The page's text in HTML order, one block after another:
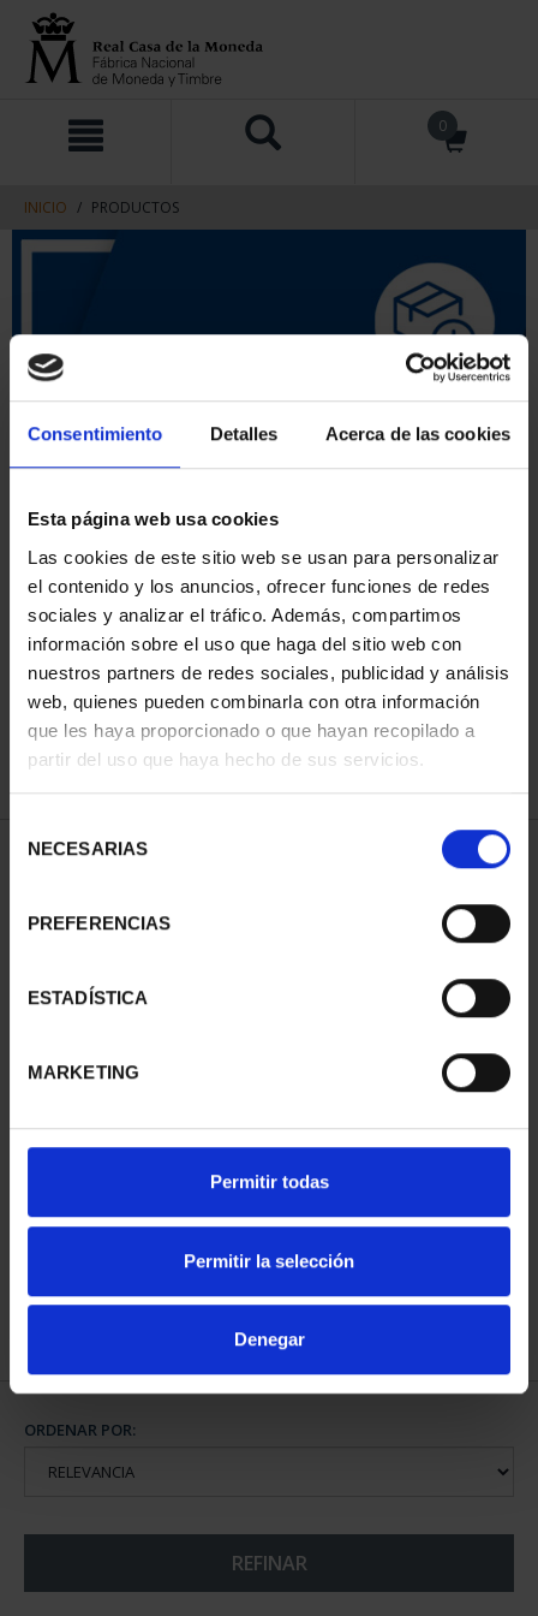
Consentimiento Detalles Acerca de las cookies
Esta página web usa cookies
Las cookies de este sitio web se usan para personalizar
el contenido y los anuncios, ofrecer funciones de redes
sociales y analizar el tráfico. Además, compartimos
información sobre el uso que haga del sitio web con
nuestros partners de redes sociales, publicidad y análisis
web, quienes pueden combinarla con otra información
que les haya proporcionado o que hayan recopilado a
partir del uso que haya hecho de sus servicios.
NECESARIAS
PREFERENCIAS
ESTADÍSTICA
MARKETING
Permitir todas
Permitir la selección
Denegar
contenido
navegacin
0
INICIO PRODUCTOS
ORDENAR POR:
REFINAR
1 Productos encontrados
CIUDADES PATRIMONIO
73,00 €
ORDENAR POR:
REFINAR